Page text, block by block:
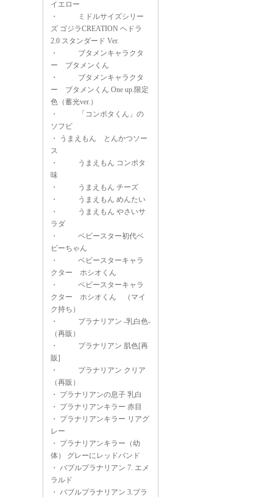
イエロー
・
ミドルサイズシリー
ズ ゴジラCREATION ヘドラ
2.0 スタンダード Ver.
・
ブタメンキャラクタ
ー ブタメンくん
・
ブタメンキャラクタ
ー ブタメンくん One up.限定
色（蓄光ver.）
・
「コンポタくん」の
ソフビ
・
うまえもん とんかつソー
ス
・
うまえもん コンポタ
味
・
うまえもん チーズ
・
うまえもん めんたい
・
うまえもん やさいサ
ラダ
・
ベビースター初代ベ
ビーちゃん
・
ベビースターキャラ
クター ホシオくん
・
ベビースターキャラ
クター ホシオくん （マイ
ク持ち）
・
プラナリアン -乳白色-
（再販）
・
プラナリアン 肌色[再
販]
・
プラナリアン クリア
（再販）
・ プラナリアンの息子 乳白
・ プラナリアンキラー 赤目
・ プラナリアンキラー リアグ
レー
・ プラナリアンキラー（幼
体） グレーにレッドバンド
・ バブルプラナリアン 7. エメ
ラルド
・ バブルプラナリアン 3.ブラ